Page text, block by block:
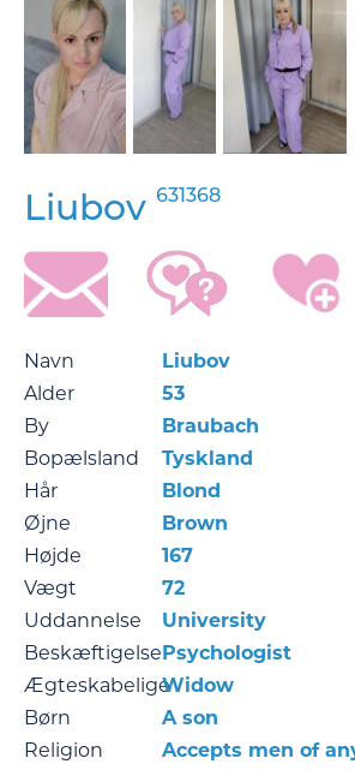
Liubov 631368
Navn
Liubov
Alder
53
By
Braubach
Bopælsland
Tyskland
Hår
Blond
Øjne
Brown
Højde
167
Vægt
72
Uddannelse
University
BeskæftigelsePsychologist
ÆgteskabeligeWidow
Børn
A son
Religion
Accepts men of